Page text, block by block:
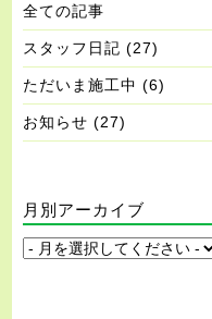
全ての記事
スタッフ日記 (27)
ただいま施工中 (6)
お知らせ (27)
月別アーカイブ